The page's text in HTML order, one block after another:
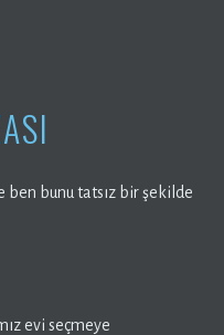
ben bunu tatsız bir şekilde
evi seçmeye